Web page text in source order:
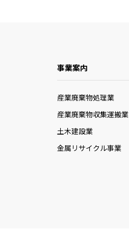
事業案内
産業廃棄物処理業
産業廃棄物収集運搬業
土木建設業
金属リサイクル事業